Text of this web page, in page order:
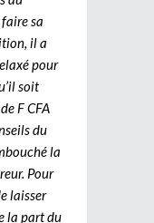
sa
il a
pour
soit
F CFA
du
la
Pour
laisser
la part du